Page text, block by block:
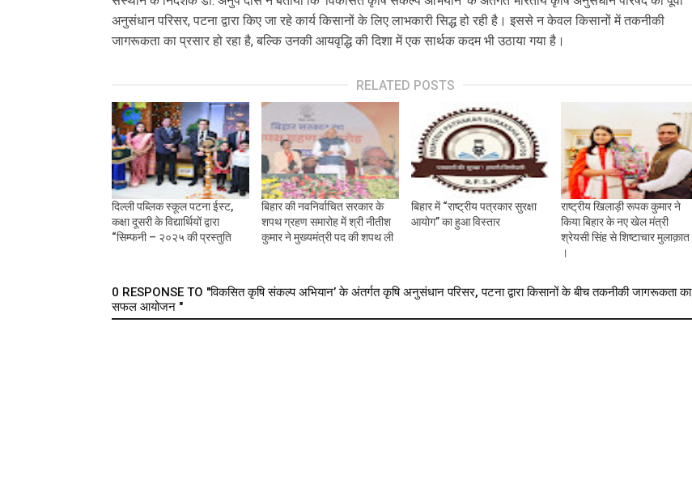
अनुसंधान परिसर, पटना द्वारा किए जा रहे कार्य किसानों के लिए लाभकारी सिद्ध हो रही है। इससे न केवल किसानों में तकनीकी
जागरूकता का प्रसार हो रहा है, बल्कि उनकी आयवृद्धि की दिशा में एक सार्थक कदम भी उठाया गया है।
RELATED POSTS
दिल्ली पब्लिक स्कूल पटना ईस्ट,
कक्षा दूसरी के विद्यार्थियों द्वारा
“सिम्फनी – २०२५ की प्रस्तुति
बिहार की नवनिर्वाचित सरकार के
शपथ ग्रहण समारोह में श्री नीतीश
कुमार ने मुख्यमंत्री पद की शपथ ली
बिहार में “राष्ट्रीय पत्रकार सुरक्षा
आयोग” का हुआ विस्तार
राष्ट्रीय खिलाड़ी रूपक कुमार ने
किया बिहार के नए खेल मंत्री
श्रेयसी सिंह से शिष्टाचार मुलाक़ात
।
0 RESPONSE TO "विकसित कृषि संकल्प अभियान’ के अंतर्गत कृषि अनुसंधान परिसर, पटना द्वारा किसानों के बीच तकनीकी जागरूकता का
सफल आयोजन "